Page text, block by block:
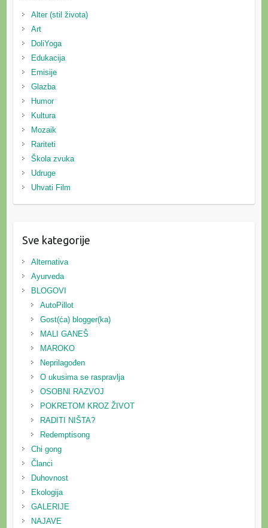
Alter (stil života)
Art
DoliYoga
Edukacija
Emisije
Glazba
Humor
Kultura
Mozaik
Rariteti
Škola zvuka
Udruge
Uhvati Film
Sve kategorije
Alternativa
Ayurveda
BLOGOVI
AutoPillot
Gost(ća) blogger(ka)
MALI GANEŠ
MAROKO
Neprilagođen
O ukusima se raspravlja
OSOBNI RAZVOJ
POKRETOM KROZ ŽIVOT
RADITI NIŠTA?
Redemptisong
Chi gong
Članci
Duhovnost
Ekologija
GALERIJE
NAJAVE